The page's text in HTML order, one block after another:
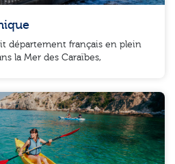
département français en plein
la Mer des Caraïbes,